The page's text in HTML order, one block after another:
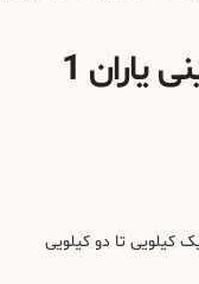
یاران 1
کیلویی تا دو کیلویی